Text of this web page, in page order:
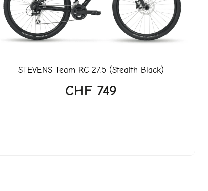
STEVENS Team RC 27.5 (Stealth Black)
CHF 749